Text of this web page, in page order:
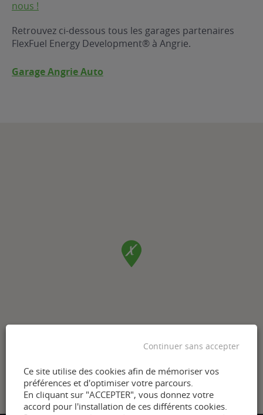
nous !
Retrouvez ci-dessous tous les garages partenaires
FlexFuel Energy Development® à Angrie.
Garage Angrie Auto
Ce site utilise des cookies afin de mémoriser vos
préférences et d'optimiser votre parcours.
En cliquant sur "ACCEPTER", vous donnez votre
accord pour l'installation de ces différents cookies.
Continuer sans accepter